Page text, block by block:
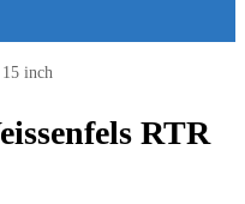
15 inch
RTR